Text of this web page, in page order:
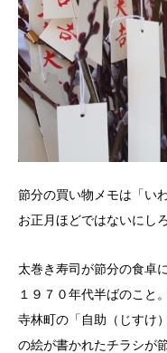
節分の買い物メモは「い
お正月ほどではないにし
太巻き寿司が節分の食卓
１９７０年代半ばのこと
寺林町の「自助（じすけ
の絵が書かれたチラシが